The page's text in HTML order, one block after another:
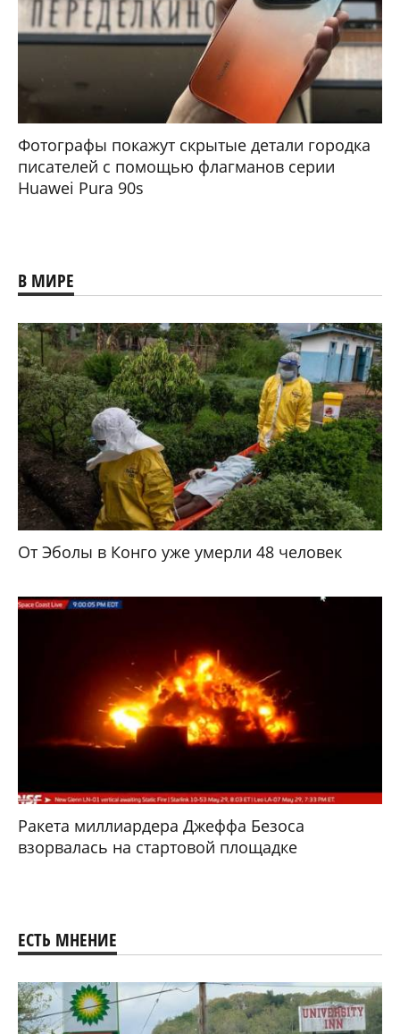
Фотографы покажут скрытые детали городка
писателей с помощью флагманов серии
Huawei Pura 90s
В МИРЕ
От Эболы в Конго уже умерли 48 человек
Ракета миллиардера Джеффа Безоса
взорвалась на стартовой площадке
ЕСТЬ МНЕНИЕ